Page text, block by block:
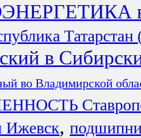
в
в
во Владимирской
Ижевск,